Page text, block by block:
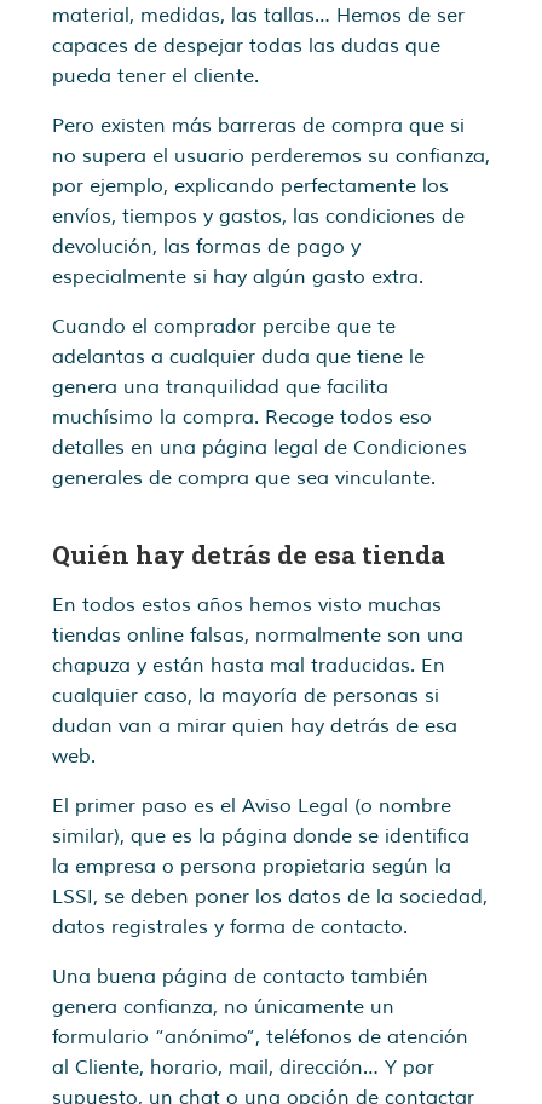
material, medidas, las tallas… Hemos de ser
capaces de despejar todas las dudas que
pueda tener el cliente.
Pero existen más barreras de compra que si
no supera el usuario perderemos su confianza,
por ejemplo, explicando perfectamente los
envíos, tiempos y gastos, las condiciones de
devolución, las formas de pago y
especialmente si hay algún gasto extra.
Cuando el comprador percibe que te
adelantas a cualquier duda que tiene le
genera una tranquilidad que facilita
muchísimo la compra. Recoge todos eso
detalles en una página legal de Condiciones
generales de compra que sea vinculante.
Quién hay detrás de esa tienda
En todos estos años hemos visto muchas
tiendas online falsas, normalmente son una
chapuza y están hasta mal traducidas. En
cualquier caso, la mayoría de personas si
dudan van a mirar quien hay detrás de esa
web.
El primer paso es el Aviso Legal (o nombre
similar), que es la página donde se identifica
la empresa o persona propietaria según la
LSSI, se deben poner los datos de la sociedad,
datos registrales y forma de contacto.
Una buena página de contacto también
genera confianza, no únicamente un
formulario “anónimo”, teléfonos de atención
al Cliente, horario, mail, dirección… Y por
supuesto, un chat o una opción de contactar